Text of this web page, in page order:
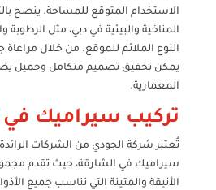
الاستخدام المتوقع للمساحة. ينصح
المناخية والبيئية في دبي، مثل الرطوبة
النوع الملائم للموقع. من خلال مراعاة
يمكن تحقيق تصميم متكامل وجميل
المعمارية.
تركيب سيراميك في
تُعتبر شركة الجودي من الشركات
سيراميك في الشارقة، حيث تقدم
الأنيقة والمتينة التي تناسب جميع